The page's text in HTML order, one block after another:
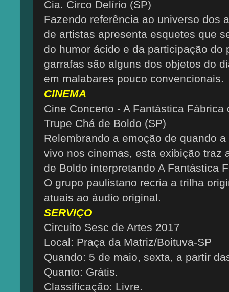
Cia. Circo Delírio (SP)
Fazendo referência ao universo dos
de artistas apresenta esquetes que
do humor ácido e da participação do
garrafas são alguns dos objetos do
em malabares pouco convencionais.
CINEMA
Cine Concerto - A Fantástica Fábrica
Trupe Chá de Boldo (SP)
Relembrando a emoção de quando
vivo nos cinemas, esta exibição traz
de Boldo interpretando A Fantástica
O grupo paulistano recria a trilha
atuais ao áudio original.
SERVIÇO
Circuito Sesc de Artes 2017
Local: Praça da Matriz/Boituva-SP
Quando: 5 de maio, sexta, a partir
Quanto: Grátis.
Classificação: Livre.